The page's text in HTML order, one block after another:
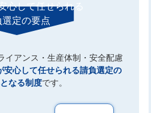
心して任せられる
選定の要点
イアンス・生産体制・安全配慮
安心して任せられる請負選定の
なる制度です。